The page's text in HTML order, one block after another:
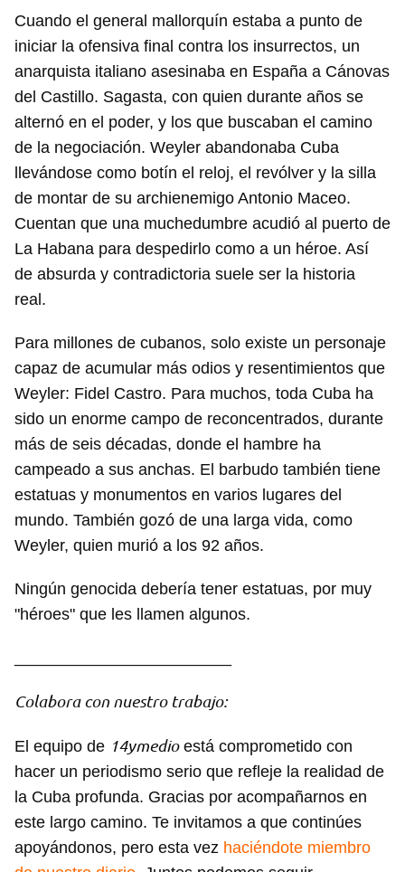
Guardar como favorito
Para poder guardar como favorito, primero has de
iniciar sesión con tu cuenta de 14ymedio.
INICIAR SESIÓN CANCELAR
Cuando el general mallorquín estaba a punto de
iniciar la ofensiva final contra los insurrectos, un
anarquista italiano asesinaba en España a Cánovas
del Castillo. Sagasta, con quien durante años se
alternó en el poder, y los que buscaban el camino
de la negociación. Weyler abandonaba Cuba
llevándose como botín el reloj, el revólver y la silla
de montar de su archienemigo Antonio Maceo.
Cuentan que una muchedumbre acudió al puerto de
La Habana para despedirlo como a un héroe. Así
de absurda y contradictoria suele ser la historia
real.
Para millones de cubanos, solo existe un personaje
capaz de acumular más odios y resentimientos que
Weyler: Fidel Castro. Para muchos, toda Cuba ha
sido un enorme campo de reconcentrados, durante
más de seis décadas, donde el hambre ha
campeado a sus anchas. El barbudo también tiene
estatuas y monumentos en varios lugares del
mundo. También gozó de una larga vida, como
Weyler, quien murió a los 92 años.
Ningún genocida debería tener estatuas, por muy
"héroes" que les llamen algunos.
Colabora con nuestro trabajo:
El equipo de 14ymedioestá comprometido con
hacer un periodismo serio que refleje la realidad de
la Cuba profunda. Gracias por acompañarnos en
este largo camino. Te invitamos a que continúes
apoyándonos, pero esta vez haciéndote miembro